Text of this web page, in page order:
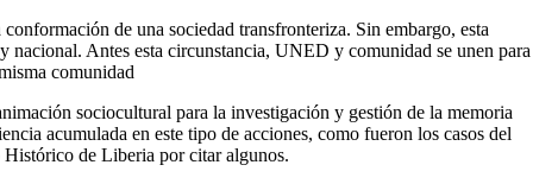
de una sociedad transfronteriza. Sin embargo, esta
Antes esta circunstancia, UNED y comunidad se unen para
comunidad
sociocultural para la investigación y gestión de la memoria
acumulada en este tipo de acciones, como fueron los casos del
de Liberia por citar algunos.